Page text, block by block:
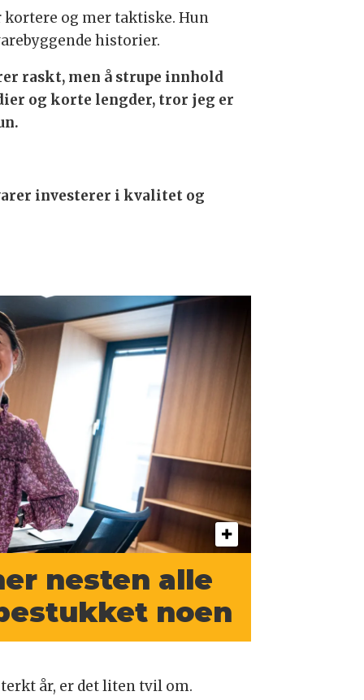
og mer taktiske. Hun
historier.
raskt, men å strupe innhold
og korte lengder, tror jeg er
investerer i kvalitet og
nesten alle
noen
år, er det liten tvil om.